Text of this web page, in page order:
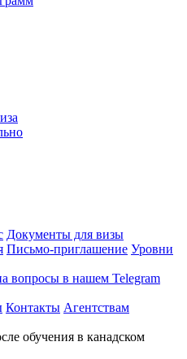
Документы для визы
Письмо-приглашение Уровни
вопросы в нашем Telegram
Контакты Агентствам
обучения в канадском